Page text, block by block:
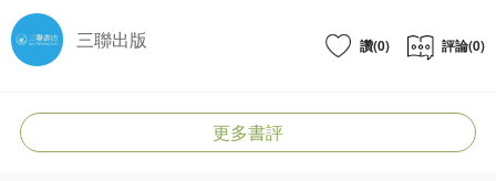
一生喜歡冒險和自由，是一位將生命奉獻給法國航空事業的飛行家。服務於航空
公司期間，開辟了多條新的飛行航道，孜孜不倦地完成飛行任務。
後重新回到部隊。1944年他在一次飛行任務中失蹤，至今下落不明。
三聯出版 讚(0) 評論(0)
更多書評